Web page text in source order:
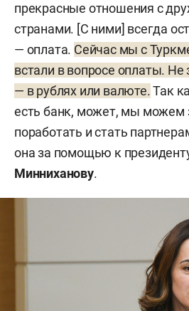
прекрасные отношения с
странами. [С ними] всегда
— оплата. Сейчас мы с
встали в вопросе оплаты. Не
— в рублях или валюте.Так
есть банк, может, мы можем
поработать и стать
она за помощью к
Минниханову.